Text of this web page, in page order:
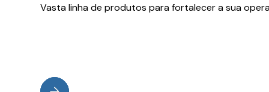
Vasta linha de produtos para fortalecer a sua